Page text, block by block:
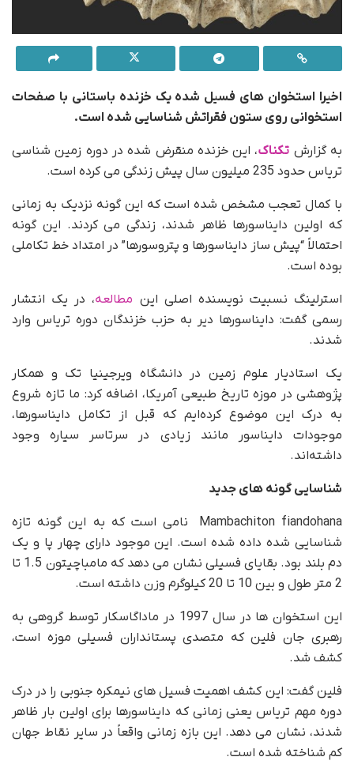
اخیرا استخوان های فسیل شده یک خزنده باستانی با صفحات
استخوانی روی ستون فقراتش شناسایی شده است.
به گزارش تکناک، این خزنده منقرض شده در دوره زمین شناسی
تریاس حدود 235 میلیون سال پیش زندگی می کرده است.
با کمال تعجب مشخص شده است که این گونه نزدیک به زمانی
که اولین دایناسورها ظاهر شدند، زندگی می کردند. این گونه
احتمالاً “پیش ساز دایناسورها و پتروسورها” در امتداد خط تکاملی
بوده است.
استرلینگ نسبیت نویسنده اصلی این مطالعه، در یک انتشار
رسمی گفت: دایناسورها دیر به حزب خزندگان دوره تریاس وارد
شدند.
یک استادیار علوم زمین در دانشگاه ویرجینیا تک و همکار
پژوهشی در موزه تاریخ طبیعی آمریکا، اضافه کرد: ما تازه شروع
به درک این موضوع کرده‌ایم که قبل از تکامل دایناسورها،
موجودات دایناسور مانند زیادی در سرتاسر سیاره وجود
داشته‌اند.
شناسایی گونه های جدید
Mambachiton fiandohana نامی است که به این گونه تازه
شناسایی شده داده شده است. این موجود دارای چهار پا و یک
دم بلند بود. بقایای فسیلی نشان می دهد که مامباچیتون 1.5 تا
2 متر طول و بین 10 تا 20 کیلوگرم وزن داشته است.
این استخوان ها در سال 1997 در ماداگاسکار توسط گروهی به
رهبری جان فلین که متصدی پستانداران فسیلی موزه است،
کشف شد.
فلین گفت: این کشف اهمیت فسیل های نیمکره جنوبی را در درک
دوره مهم تریاس یعنی زمانی که دایناسورها برای اولین بار ظاهر
شدند، نشان می دهد. این بازه زمانی واقعاً در سایر نقاط جهان
کم شناخته شده است.